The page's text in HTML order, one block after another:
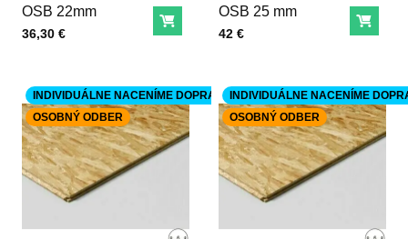
OSB 22mm
Cena s DPH
36,30 € Do košíka
OSB 25 mm
Cena s DPH
42 € Do
INDIVIDUÁLNE NACENÍME DOPRAVU
OSOBNÝ ODBER
INDIVIDUÁLNE NACENÍME
OSOBNÝ ODBER